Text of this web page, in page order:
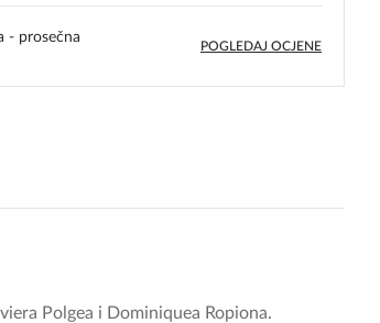
- prosečna
POGLEDAJ OCJENE
Polgea i Dominiquea Ropiona.